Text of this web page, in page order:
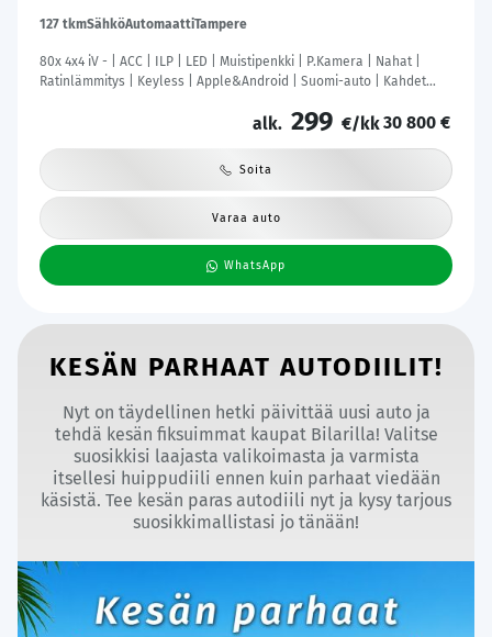
127 tkmSähköAutomaattiTampere
80x 4x4 iV - | ACC | ILP | LED | Muistipenkki | P.Kamera | Nahat |
Ratinlämmitys | Keyless | Apple&Android | Suomi-auto | Kahdet
alk. 299 €/kk30 800 €
Soita
Varaa auto
WhatsApp
KESÄN PARHAAT AUTODIILIT!
Nyt on täydellinen hetki päivittää uusi auto ja
tehdä kesän fiksuimmat kaupat Bilarilla! Valitse
suosikkisi laajasta valikoimasta ja varmista
itsellesi huippudiili ennen kuin parhaat viedään
käsistä. Tee kesän paras autodiili nyt ja kysy tarjous
suosikkimallistasi jo tänään!